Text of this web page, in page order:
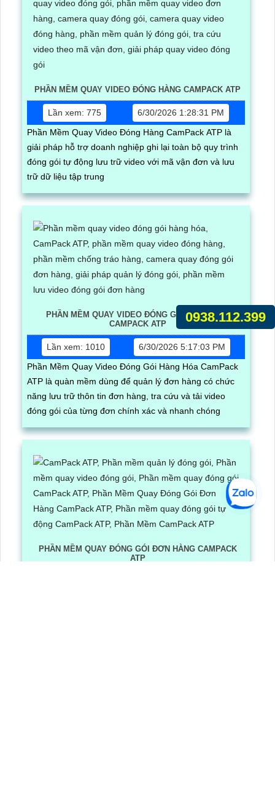
PHẦN MỀM QUAY VIDEO ĐÓNG HÀNG CAMPACK ATP
Lần xem: 775
6/30/2026 1:28:31 PM
Phần Mềm Quay Video Đóng Hàng CamPack ATP là
giải pháp hỗ trợ doanh nghiệp ghi lại toàn bộ quy trình
đóng gói tự động lưu trữ video với mã vận đơn và lưu
trữ dữ liệu tập trung
PHẦN MỀM QUAY VIDEO ĐÓNG GÓI HÀNG HÓA
CAMPACK ATP
Lần xem: 1010
6/30/2026 5:17:03 PM
Phần Mềm Quay Video Đóng Gói Hàng Hóa CamPack
ATP là quàn mềm dùng để quản lý đơn hàng có chức
năng lưu trữ thôn tin đơn hàng, tra cứu và tải video
đóng gói của từng đơn chính xác và nhanh chóng
PHẦN MỀM QUAY ĐÓNG GÓI ĐƠN HÀNG CAMPACK
ATP
0938.112.399